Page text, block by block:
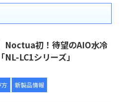
Noctua初！待望のAIO水冷
NL-LC1シリーズ」
方 新製品情報